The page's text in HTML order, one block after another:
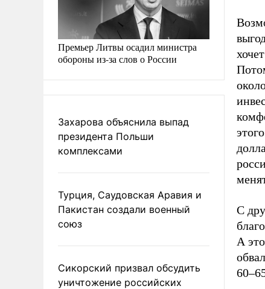
Премьер Литвы осадил министра
обороны из-за слов о России
Захарова объяснила выпад
президента Польши
комплексами
Турция, Саудовская Аравия и
Пакистан создали военный
союз
Сикорский призвал обсудить
уничтожение российских
С
А